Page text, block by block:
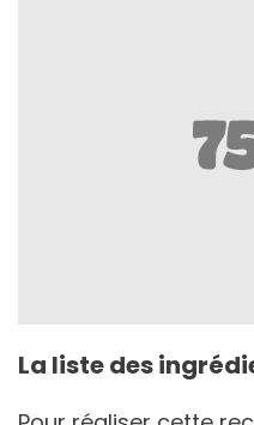
La liste des